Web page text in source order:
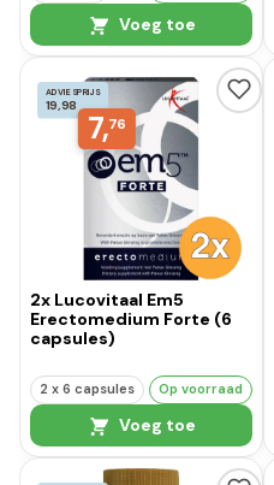
Voeg toe
ADVIESPRIJS
19,98
7,76
2x Lucovitaal Em5
Erectomedium Forte (6
capsules)
2 x 6 capsules Op voorraad
Voeg toe